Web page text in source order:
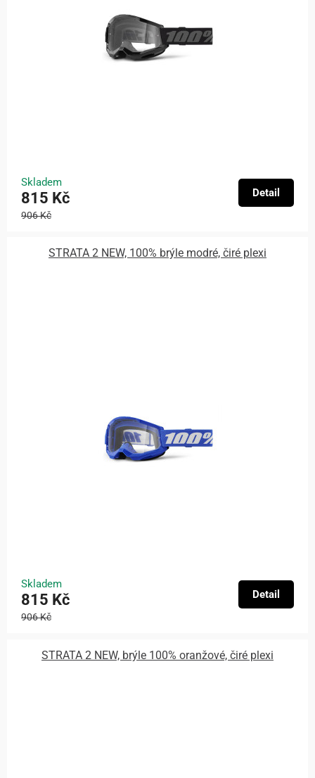
Skladem
815 Kč
906 Kč
Detail
STRATA 2 NEW, 100% brýle modré, čiré plexi
Skladem
815 Kč
906 Kč
Detail
STRATA 2 NEW, brýle 100% oranžové, čiré plexi